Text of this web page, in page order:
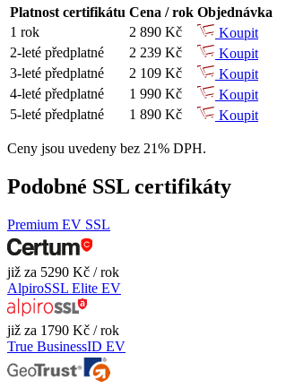
Platnost certifikátu Cena / rok Objednávka
1 rok
2 890 Kč
Koupit
2-leté předplatné
2 239 Kč
Koupit
3-leté předplatné
2 109 Kč
Koupit
4-leté předplatné
1 990 Kč
Koupit
5-leté předplatné
1 890 Kč Koupit
Ceny jsou uvedeny bez 21% DPH.
Podobné SSL certifikáty
Premium EV SSL
již za 5290 Kč / rok
AlpiroSSL Elite EV
již za 1790 Kč / rok
True BusinessID EV